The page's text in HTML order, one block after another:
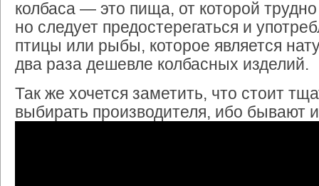
колбаса — это пища, от которой трудно
но следует предостерегаться и
птицы или рыбы, которое является
два раза дешевле колбасных изделий.
Так же хочется заметить, что стоит
выбирать производителя, ибо бывают